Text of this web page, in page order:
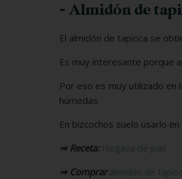
- Almidón de
El almidón de tapioca se
Es muy interesante porque
Por eso es muy utilizado en
húmedas.
En bizcochos suelo usarlo
⇒ Receta: Hogaza de pan
⇒ Comprar almidón de